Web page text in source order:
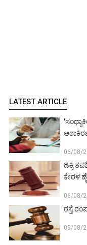
LATEST ARTICLE
06/08/
ಡಿಕ್ರಿ
ಕೇರಳ
06/08/
ರಸ್ತೆ
05/08/